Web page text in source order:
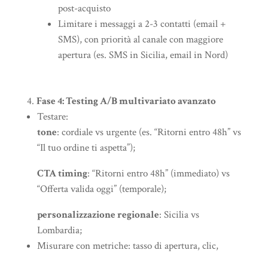
post-acquisto
Limitare i messaggi a 2-3 contatti (email +
SMS), con priorità al canale con maggiore
apertura (es. SMS in Sicilia, email in Nord)
Fase 4: Testing A/B multivariato avanzato
Testare:
tone: cordiale vs urgente (es. “Ritorni entro 48h” vs
“Il tuo ordine ti aspetta”);
CTA timing: “Ritorni entro 48h” (immediato) vs
“Offerta valida oggi” (temporale);
personalizzazione regionale: Sicilia vs
Lombardia;
Misurare con metriche: tasso di apertura, clic,